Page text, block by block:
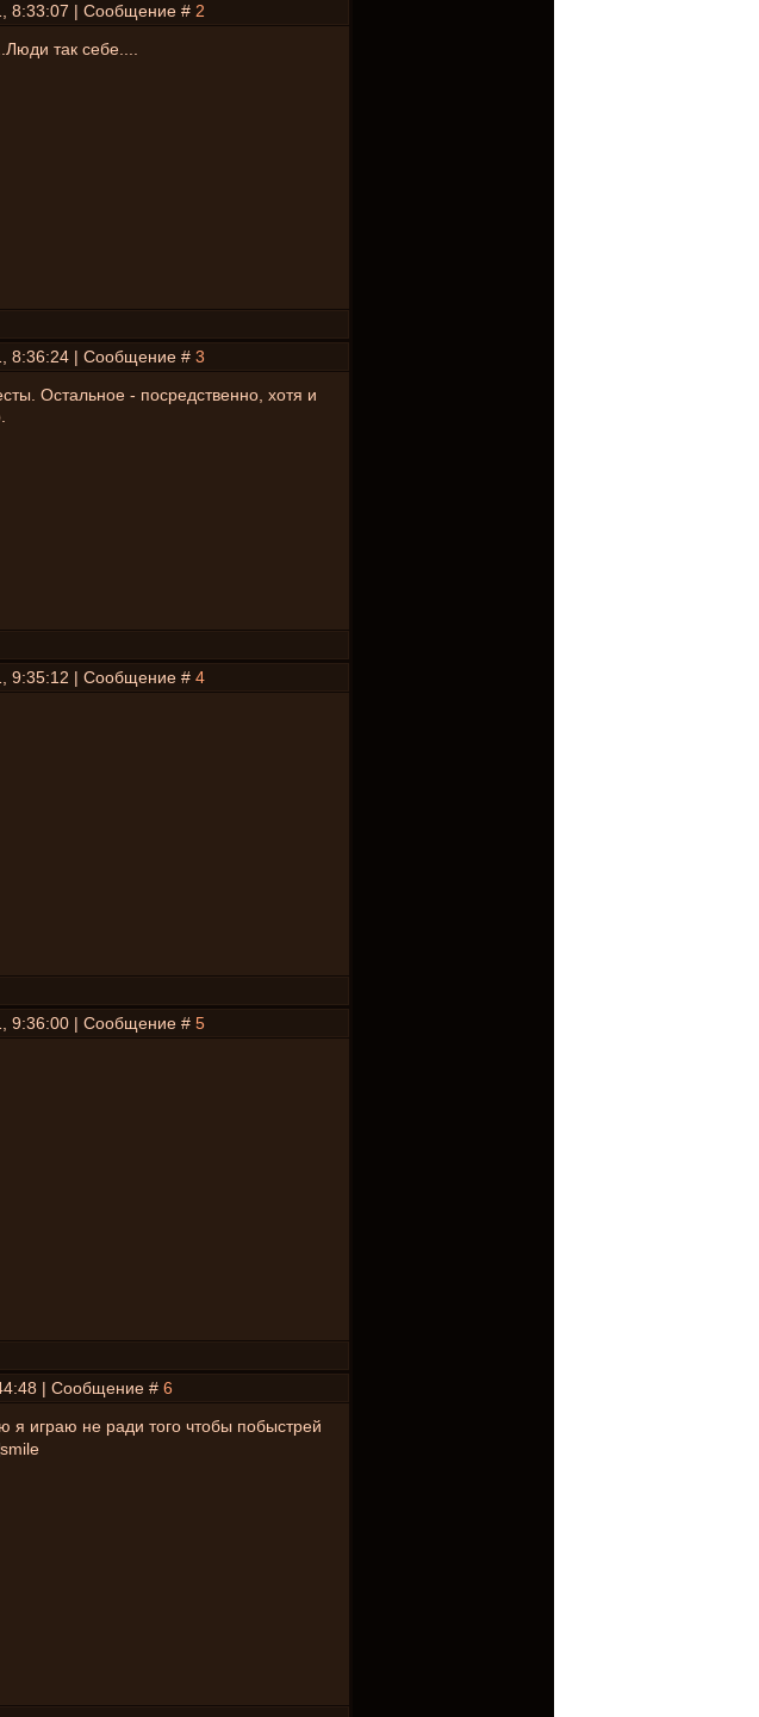
8:33:07 | Сообщение # 2
так себе....
8:36:24 | Сообщение # 3
Остальное - посредственно, хотя и
9:35:12 | Сообщение # 4
9:36:00 | Сообщение # 5
| Сообщение # 6
я играю не ради того чтобы побыстрей